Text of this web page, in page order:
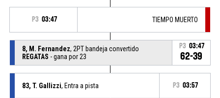
P3 03:47 TIEMPO MUERTO
8, M. Fernandez, 2PT bandeja convertido
REGATAS - gana por 23
P3 03:47
62-39
83, T. Gallizzi, Entra a pista P3 03:57